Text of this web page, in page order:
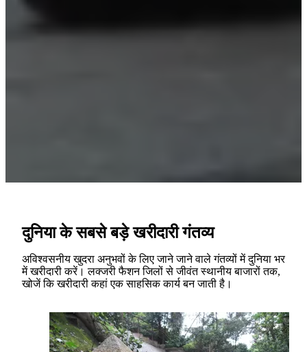
दुनिया के सबसे बड़े खरीदारी गंतव्य
अविश्वसनीय खुदरा अनुभवों के लिए जाने जाने वाले गंतव्यों में दुनिया भर
में खरीदारी करें। लक्जरी फैशन जिलों से जीवंत स्थानीय बाजारों तक,
खोजें कि खरीदारी कहां एक साहसिक कार्य बन जाती है।